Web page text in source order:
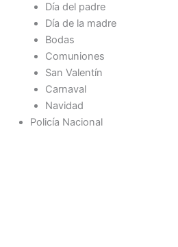
Día del padre
Día de la madre
Bodas
Comuniones
San Valentín
Carnaval
Navidad
Policía Nacional